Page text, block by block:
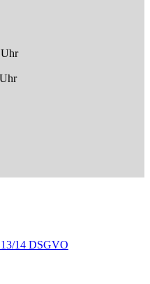
14 DSGVO